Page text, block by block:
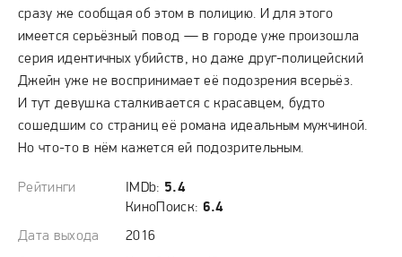
сразу же сообщая об этом в полицию. И для этого
имеется серьёзный повод — в городе уже произошла
серия идентичных убийств, но даже друг-полицейский
Джейн уже не воспринимает её подозрения всерьёз.
И тут девушка сталкивается с красавцем, будто
сошедшим со страниц её романа идеальным мужчиной.
Но что-то в нём кажется ей подозрительным.
Рейтинги IMDb: 5.4
КиноПоиск: 6.4
Дата выхода
2016